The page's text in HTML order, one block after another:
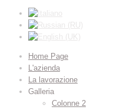
Home Page
L'azienda
La lavorazione
Galleria
Colonne 2